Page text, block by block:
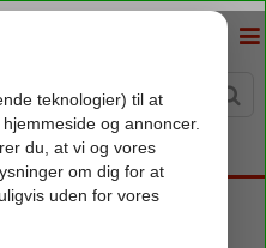
Sun Beach Hotel